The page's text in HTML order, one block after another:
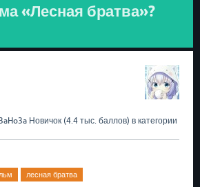
«Лесная братва»?
Новичок (4.4 тыс. баллов) в категории
лесная братва